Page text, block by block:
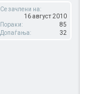
Се зачлени на:
16 август 2010
Пораки:
85
Допаѓања:
32